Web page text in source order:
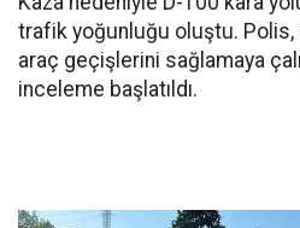
trafik yoğunluğu oluştu.
araç geçişlerini sağlamaya
inceleme başlatıldı.